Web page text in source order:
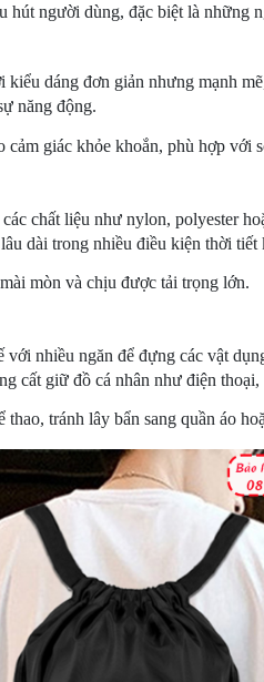
hút người dùng, đặc biệt là những
dáng đơn giản nhưng mạnh
năng động.
giác khỏe khoắn, phù hợp với
chất liệu như nylon, polyester
dài trong nhiều điều kiện thời tiết
mòn và chịu được tải trọng lớn.
với nhiều ngăn để đựng các vật
cất giữ đồ cá nhân như điện
tránh lây bẩn sang quần áo